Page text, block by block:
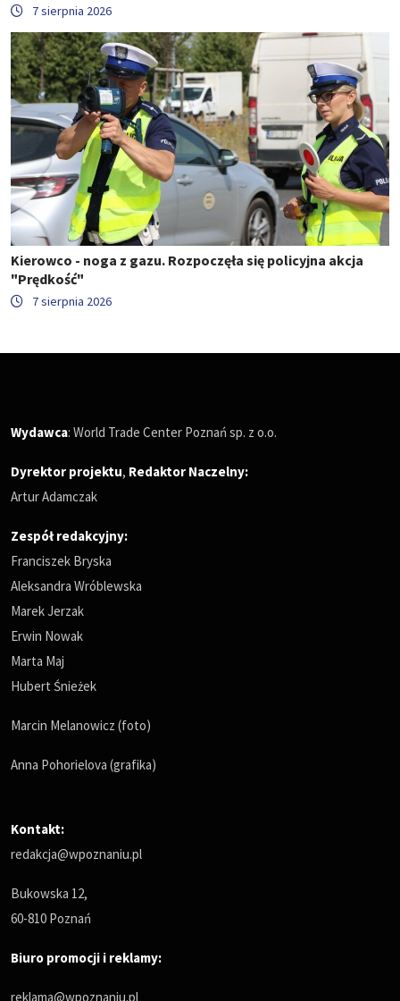
7 sierpnia 2026
Kierowco - noga z gazu. Rozpoczęła się policyjna akcja
"Prędkość"
7 sierpnia 2026
Wydawca: World Trade Center Poznań sp. z o.o.
Dyrektor projektu, Redaktor Naczelny:
Artur Adamczak
Zespół redakcyjny:
Franciszek Bryska
Aleksandra Wróblewska
Marek Jerzak
Erwin Nowak
Marta Maj
Hubert Śnieżek
Marcin Melanowicz (foto)
Anna Pohorielova (grafika)
Kontakt:
redakcja@wpoznaniu.pl
Bukowska 12,
60-810 Poznań
Biuro promocji i reklamy:
reklama@wpoznaniu.pl